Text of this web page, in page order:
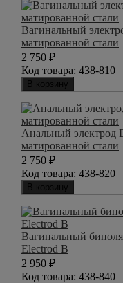
Вагинальный
матированной стали
2 750 ₽
Код товара: 438-810
В корзину
Анальный электрод
матированной стали
2 750 ₽
Код товара: 438-820
В корзину
Вагинальный
Electrod B
2 950 ₽
Код товара: 438-840